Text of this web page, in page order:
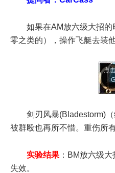
如果在AM放六级大招
零之类的），操作飞艇去装
点
剑刃风暴(Bladestorm)
被群殴也再所不惜。重伤所
实验结果 ：BM放六级
失效。